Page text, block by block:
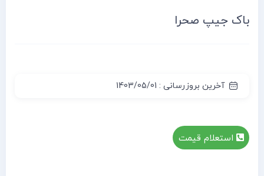
باک جیپ صحرا
آخرین بروزرسانی : 1403/05/01
استعلام قیمت